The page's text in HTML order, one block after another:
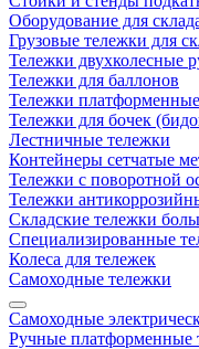
Оборудование для
Грузовые тележки для
Тележки двухколесные
Тележки для баллонов
Тележки платформенные
Тележки для бочек
Лестничные тележки
Контейнеры сетчатые
Тележки с поворотной
Тележки
Складские тележки
Специализированные
Колеса для тележек
Самоходные тележки
Самоходные
Ручные платформенные